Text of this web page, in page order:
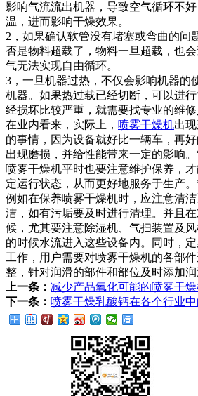
影响气流流出机器，导致空气循环不
温，进而影响干燥效果。
2，如果确认软管没有堵塞或弯曲的问
否是物料超载了，物料一旦超载，也
气无法实现自由循环。
3，一旦机器过热，不仅会影响机器的
机器。如果热过载已经切断，可以进
经损坏比较严重，就需要找专业的维修
在业内看来，实际上， 喷雾干燥机出
的事情，因为设备就好比一辆车，再
出现磨损，并给性能带来一定的影响。
喷雾干燥机平时也要注意维护保养，
定运行状态，从而更好地服务于生产。
例如在保养喷雾干燥机时，应注意清
洁，如有污垢要及时进行清理。并且
候，尤其要注意除湿机、气扫装置及
的时候水流进入这些设备内。同时，
工作，用户需要对喷雾干燥机的各部
整，针对润滑的部件和部位及时添加润
上一条： 减少产品氧化可能的喷雾干
下一条： 喷雾干燥乳酸钙在各个行业中